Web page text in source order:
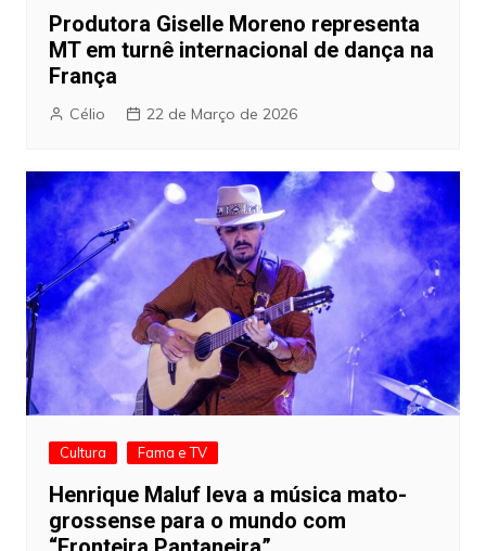
Produtora Giselle Moreno representa
MT em turnê internacional de dança na
França
Célio 22 de Março de 2026
Cultura Fama e TV
Henrique Maluf leva a música mato-
grossense para o mundo com